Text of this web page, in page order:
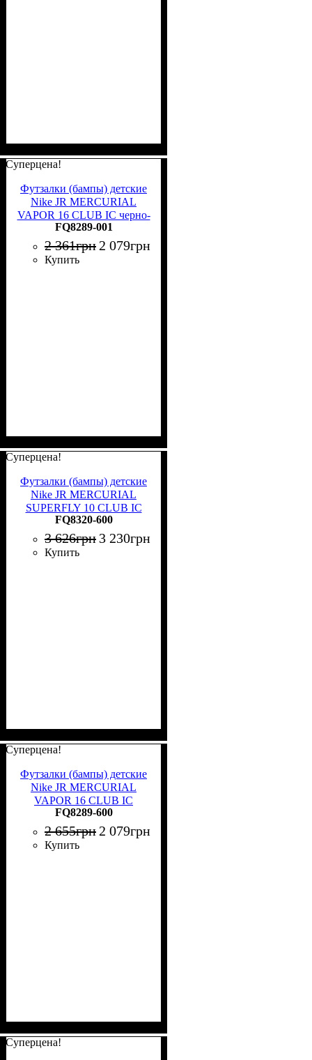
Суперцена!
Футзалки (бампы) детские
Nike JR MERCURIAL
VAPOR 16 CLUB IC черно-
голубые FQ8289-001
FQ8289-001
2 361грн 2 079грн
Купить
Суперцена!
Футзалки (бампы) детские
Nike JR MERCURIAL
SUPERFLY 10 CLUB IC
розово-красные FQ8320-
600
FQ8320-600
3 626грн 3 230грн
Купить
Суперцена!
Футзалки (бампы) детские
Nike JR MERCURIAL
VAPOR 16 CLUB IC
розово-красные FQ8289-
600
FQ8289-600
2 655грн 2 079грн
Купить
Суперцена!